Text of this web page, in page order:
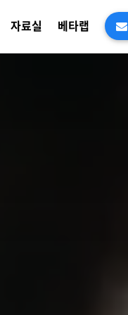
자료실 베타랩